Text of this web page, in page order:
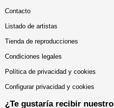
Contacto
Listado de artistas
Tienda de reproducciones
Condiciones legales
Política de privacidad y cookies
Configurar privacidad y cookies
¿Te gustaría recibir nuestro